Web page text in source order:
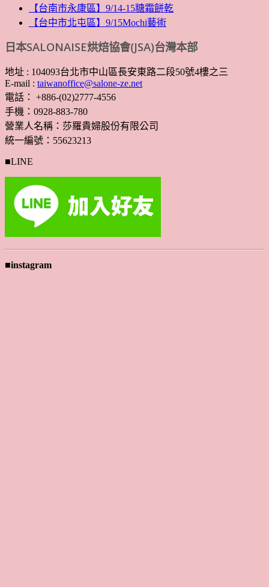
【台南市永康區】9/14-15糖霜餅乾
【台中市北屯區】9/15Mochi藝術
日本SALONAISE烘焙協會(JSA)台灣本部
地址 : 104093台北市中山區長安東路二段50號4樓之三
E-mail : taiwanoffice@salone-ze.net
電話： +886-(02)2777-4556
手機：0928-883-780
營業人名稱：莎羅貴婦股份有限公司
統一編號：55623213
■LINE
■instagram